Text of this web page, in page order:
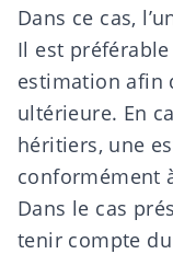
Dans ce cas,
Il est
estimation afin
ultérieure. En
héritiers, une
conformément
Dans le cas
tenir compte